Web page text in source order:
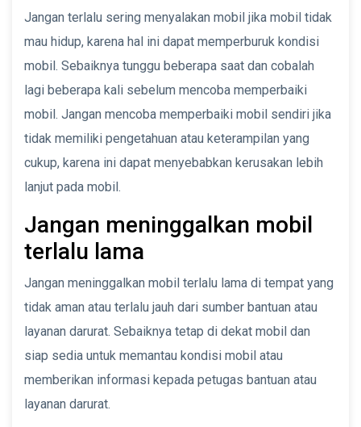
Jangan terlalu sering menyalakan mobil jika mobil tidak
mau hidup, karena hal ini dapat memperburuk kondisi
mobil. Sebaiknya tunggu beberapa saat dan cobalah
lagi beberapa kali sebelum mencoba memperbaiki
mobil. Jangan mencoba memperbaiki mobil sendiri jika
tidak memiliki pengetahuan atau keterampilan yang
cukup, karena ini dapat menyebabkan kerusakan lebih
lanjut pada mobil.
Jangan meninggalkan mobil
terlalu lama
Jangan meninggalkan mobil terlalu lama di tempat yang
tidak aman atau terlalu jauh dari sumber bantuan atau
layanan darurat. Sebaiknya tetap di dekat mobil dan
siap sedia untuk memantau kondisi mobil atau
memberikan informasi kepada petugas bantuan atau
layanan darurat.